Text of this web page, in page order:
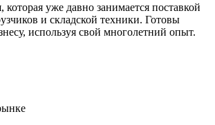
которая уже давно занимается поставкой
и складской техники. Готовы
используя свой многолетний опыт.